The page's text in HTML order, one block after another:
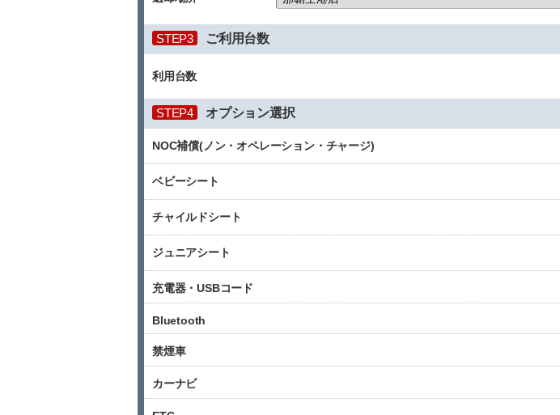
・チャイルドシート／
⸻
各種補償プラン・
ご来店時にスタッフよ
※内容をご確認のうえ
⸻
予約を取消される場合
・2日前〜前日：30％
STEP3 ご利用台数
利用台数
STEP4 オプション選択
NOC補償(ノン・オペレーション・チャージ)
ベビーシート
チャイルドシート
ジュニアシート
充電器・USBコード
Bluetooth
禁煙車
カーナビ